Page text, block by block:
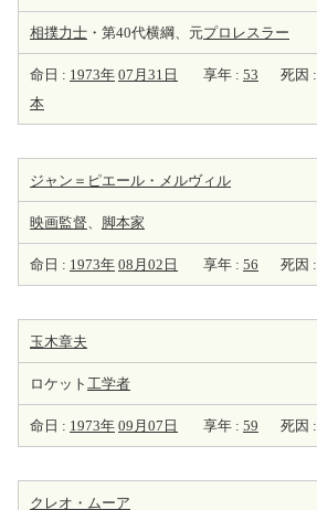
相撲力士 ・第40代横綱、元プロレスラー
命日 : 1973年 07月31日 享年 : 53 死因 :
本
ジャン＝ピエール・メルヴィル
映画監督、 脚本家
命日 : 1973年 08月02日 享年 : 56 死因 :
玉木章夫
ロケット 工学者
命日 : 1973年 09月07日 享年 : 59 死因 :
クレオ・ムーア